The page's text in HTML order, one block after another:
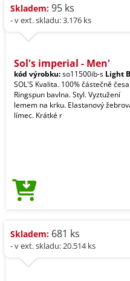
Skladem: 95 ks
- v ext. skladu: 3.176 ks
Sol's imperial - Men'
kód výrobku:so11500ib-s Light
SOL'S Kvalita. 100% částečně
Ringspun bavlna. Styl. Vyztužení
lemem na krku. Elastanový
límec. Krátké r
Skladem: 681 ks
- v ext. skladu: 20.514 ks